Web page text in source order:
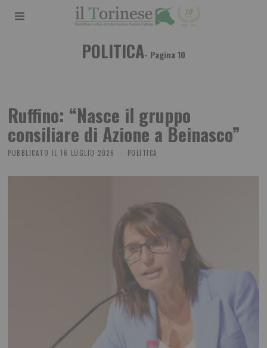
POLITICA- Pagina 10
Ruffino: “Nasce il gruppo
consiliare di Azione a Beinasco”
PUBBLICATO IL 16 LUGLIO 2026 POLITICA